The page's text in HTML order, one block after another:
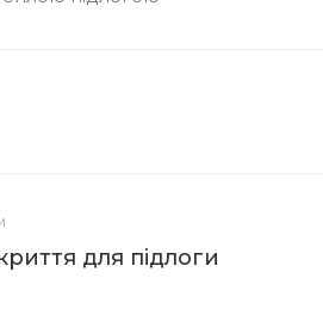
для підлоги